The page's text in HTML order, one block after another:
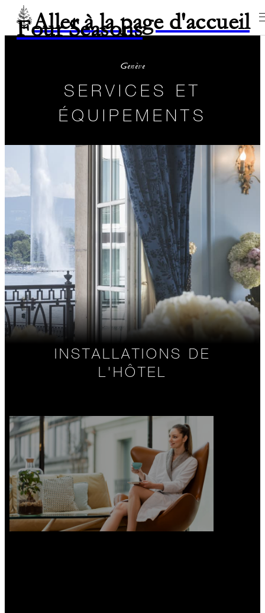
Aller à la page d'accueil
Four Seasons
Genève
SERVICES ET
ÉQUIPEMENTS
INSTALLATIONS DE
L'HÔTEL